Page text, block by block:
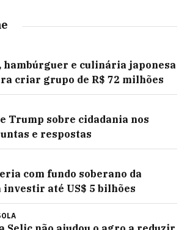
hambúrguer e culinária japonesa
criar grupo de R$ 72 milhões
Trump sobre cidadania nos
e respostas
com fundo soberano da
até US$ 5 bilhões